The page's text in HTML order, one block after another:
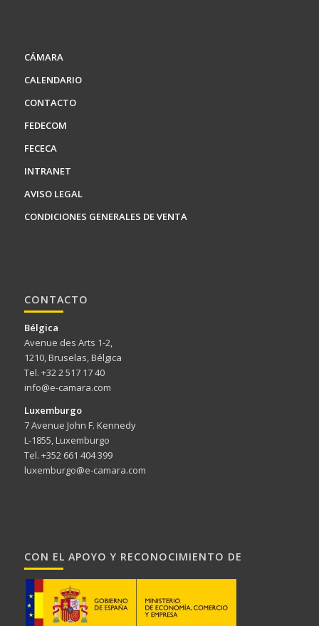
CÁMARA
CALENDARIO
CONTACTO
FEDECOM
FECECA
INTRANET
AVISO LEGAL
CONDICIONES GENERALES DE VENTA
CONTACTO
Bélgica
Avenue des Arts 1-2,
1210, Bruselas, Bélgica
Tel. +32 2 517 17 40
info@e-camara.com
Luxemburgo
7 Avenue John F. Kennedy
L-1855, Luxemburgo
Tel. +352 661 404 399
luxemburgo@e-camara.com
CON EL APOYO Y RECONOCIMIENTO DE